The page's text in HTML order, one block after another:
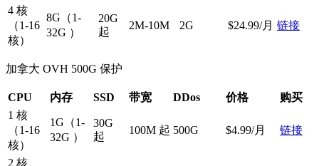
4 核
（1-16
核）
8G（1-
32G ）
20G
起
2M-10M 2G $24.99/月 链接
加拿大 OVH 500G 保护
CPU 内存 SSD 带宽 DDos 价格
购买
1 核
（1-16
核）
1G（1-
32G ）
30G
起
100M 起 500G $4.99/月 链接
2 核